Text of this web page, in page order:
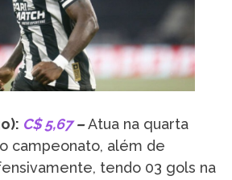
C$ 5,67–Atua na quarta
campeonato, além de
tendo 03 gols na